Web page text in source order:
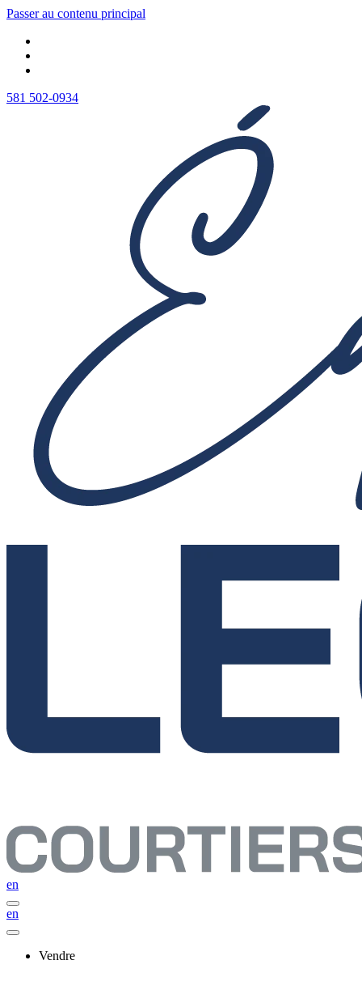
Passer au contenu principal
581 502-0934
en
en
Vendre